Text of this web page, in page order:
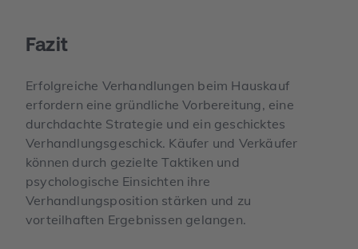
Fazit
Erfolgreiche Verhandlungen beim Hauskauf
erfordern eine gründliche Vorbereitung, eine
durchdachte Strategie und ein geschicktes
Verhandlungsgeschick. Käufer und Verkäufer
können durch gezielte Taktiken und
psychologische Einsichten ihre
Verhandlungsposition stärken und zu
vorteilhaften Ergebnissen gelangen.